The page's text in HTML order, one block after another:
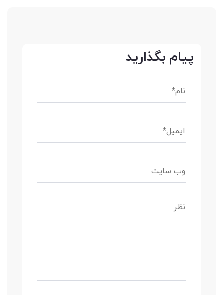
پیام بگذارید